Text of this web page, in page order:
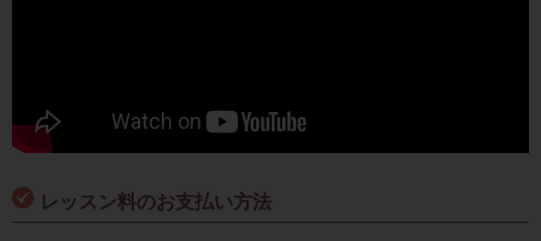
レッスン料のお支払い方法